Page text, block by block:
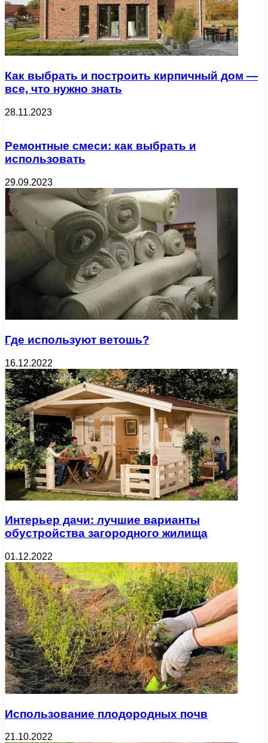
Как выбрать и построить кирпичный дом —
все, что нужно знать
28.11.2023
Ремонтные смеси: как выбрать и
использовать
29.09.2023
Где используют ветошь?
16.12.2022
Интерьер дачи: лучшие варианты
обустройства загородного жилища
01.12.2022
Использование плодородных почв
21.10.2022